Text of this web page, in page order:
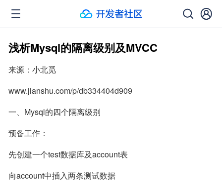
浅析Mysql的隔离级别及MVCC
来源：小北觅
www.jianshu.com/p/db334404d909
一、Mysql的四个隔离级别
预备工作：
先创建一个test数据库及account表
向account中插入两条测试数据